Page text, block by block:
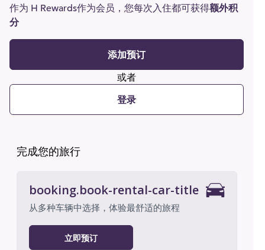
作为 H Rewards作为会员，您每次入住都可获得额外积
分
添加预订
或者
登录
完成您的旅行
booking.book-rental-car-title
从多种车辆中选择，体验最舒适的旅程
立即预订